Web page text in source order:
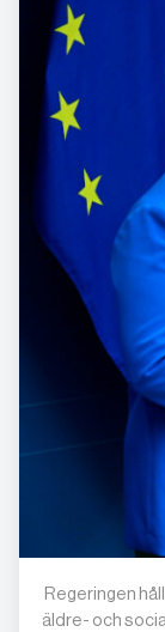
Regeringen
äldre- och